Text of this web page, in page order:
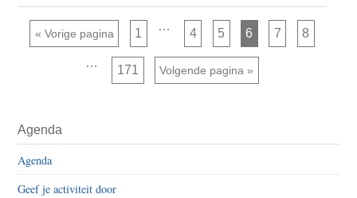
« Ga naar
Vorige pagina Pagina
1
Interim
pagina's
weggelaten
… Pagina
4 Pagina
5 Pagina
6 Pagina
7 Pagina
8
Interim
pagina's
… Pagina
171 Ga naar
Volgende pagina »
Sidebar
Agenda
Agenda
Geef je activiteit door